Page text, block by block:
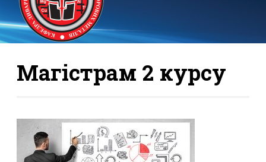
Магістрам 2 курсу